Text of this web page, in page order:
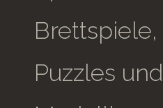
Brettspiele,
Puzzles und